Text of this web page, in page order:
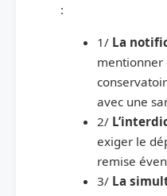
:
1/ La
mentionner
avec une
2/
exiger le
remise
3/ La